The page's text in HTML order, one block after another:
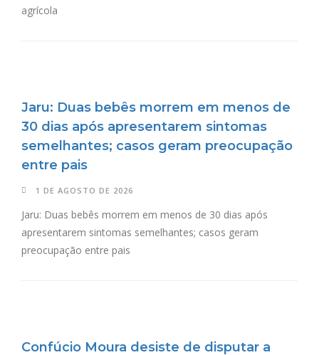
agrícola
Jaru: Duas bebês morrem em menos de
30 dias após apresentarem sintomas
semelhantes; casos geram preocupação
entre pais
1 DE AGOSTO DE 2026
Jaru: Duas bebês morrem em menos de 30 dias após
apresentarem sintomas semelhantes; casos geram
preocupação entre pais
Confúcio Moura desiste de disputar a